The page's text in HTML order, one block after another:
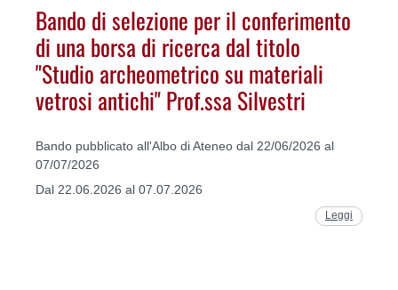
Bando di selezione per il conferimento
di una borsa di ricerca dal titolo
"Studio archeometrico su materiali
vetrosi antichi" Prof.ssa Silvestri
Bando pubblicato all'Albo di Ateneo dal 22/06/2026 al
07/07/2026
Dal 22.06.2026 al 07.07.2026
Leggi